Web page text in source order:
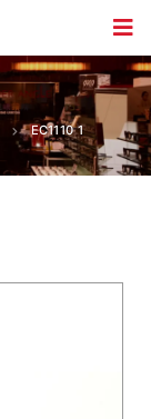
EC1110 1